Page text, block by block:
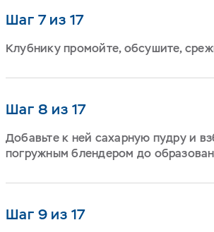
Шаг 7 из 17
Клубнику промойте, обсушите,
Шаг 8 из 17
Добавьте к ней сахарную пудру и
погружным блендером до
Шаг 9 из 17